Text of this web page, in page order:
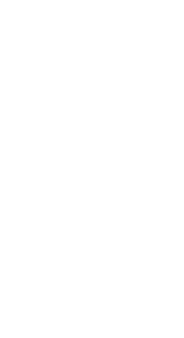
in the